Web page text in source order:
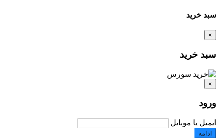
سبد خرید
×
سبد خرید
×
ورود
ایمیل یا موبایل
ادامه